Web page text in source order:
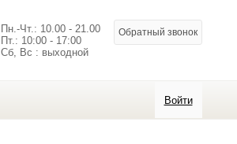
Пн.-Чт.: 10.00 - 21.00
Пт.: 10:00 - 17:00
Сб, Вс : выходной
Обратный звонок
Войти